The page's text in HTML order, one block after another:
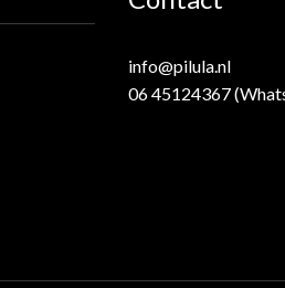
info@pilula.nl
06 45124367